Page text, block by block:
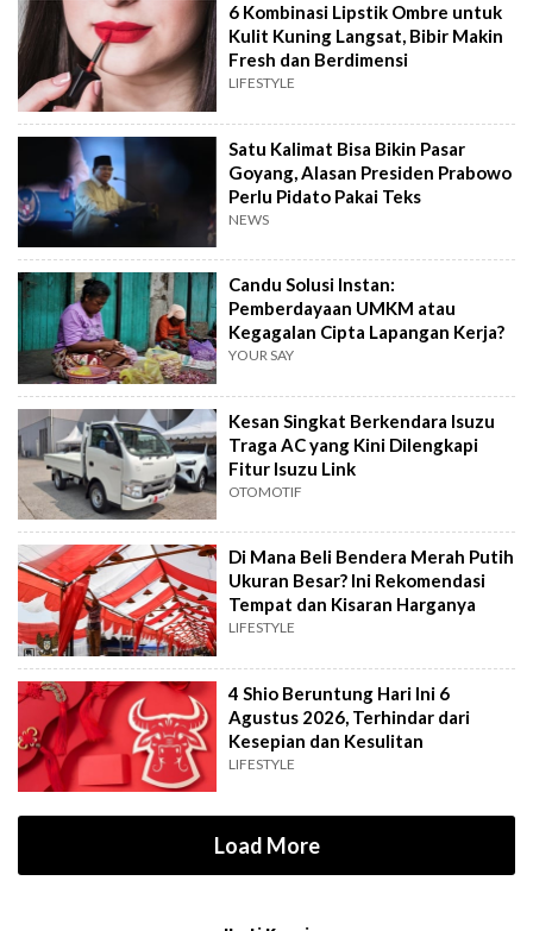
6 Kombinasi Lipstik Ombre untuk
Kulit Kuning Langsat, Bibir Makin
Fresh dan Berdimensi
LIFESTYLE
Satu Kalimat Bisa Bikin Pasar
Goyang, Alasan Presiden Prabowo
Perlu Pidato Pakai Teks
NEWS
Candu Solusi Instan:
Pemberdayaan UMKM atau
Kegagalan Cipta Lapangan Kerja?
YOUR SAY
Kesan Singkat Berkendara Isuzu
Traga AC yang Kini Dilengkapi
Fitur Isuzu Link
OTOMOTIF
Di Mana Beli Bendera Merah Putih
Ukuran Besar? Ini Rekomendasi
Tempat dan Kisaran Harganya
LIFESTYLE
4 Shio Beruntung Hari Ini 6
Agustus 2026, Terhindar dari
Kesepian dan Kesulitan
LIFESTYLE
Load More